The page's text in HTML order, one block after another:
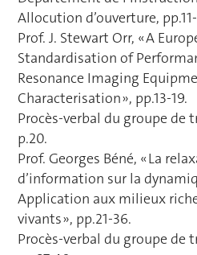
Allocution d’ouverture,
Prof. J. Stewart Orr, « A
Standardisation of
Resonance Imaging
Characterisation », pp.13-19.
Procès-verbal du groupe de
p.20.
Prof. Georges Béné, « La
d’information sur la
Application aux milieux
vivants », pp.21-36.
Procès-verbal du groupe de